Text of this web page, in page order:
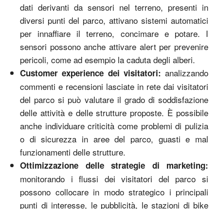
dati derivanti da sensori nel terreno, presenti in
diversi punti del parco, attivano sistemi automatici
per innaffiare il terreno, concimare e potare. I
sensori possono anche attivare alert per prevenire
pericoli, come ad esempio la caduta degli alberi.
Customer experience dei visitatori: analizzando
commenti e recensioni lasciate in rete dai visitatori
del parco si può valutare il grado di soddisfazione
delle attività e delle strutture proposte. È possibile
anche individuare criticità come problemi di pulizia
o di sicurezza in aree del parco, guasti e mal
funzionamenti delle strutture.
Ottimizzazione delle strategie di marketing:
monitorando i flussi dei visitatori del parco si
possono collocare in modo strategico i principali
punti di interesse, le pubblicità, le stazioni di bike